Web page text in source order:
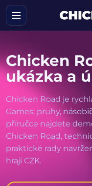
Přejít na obsah
Chicken
ukázka a
Chicken Road je
Games: pruhy,
příručce najdete
Chicken Road,
praktické rady
hrají CZK.